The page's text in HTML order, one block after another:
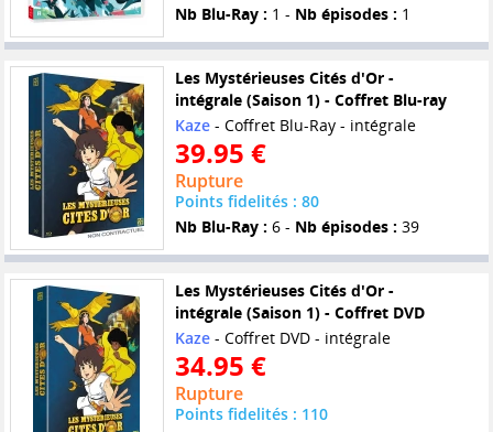
Nb Blu-Ray : 1 - Nb épisodes : 1
Les Mystérieuses Cités d'Or -
intégrale (Saison 1) - Coffret Blu-ray
Kaze- Coffret Blu-Ray - intégrale
39.95 €
Rupture
Points fidelités : 80
Nb Blu-Ray : 6 - Nb épisodes : 39
Les Mystérieuses Cités d'Or -
intégrale (Saison 1) - Coffret DVD
Kaze- Coffret DVD - intégrale
34.95 €
Rupture
Points fidelités : 110